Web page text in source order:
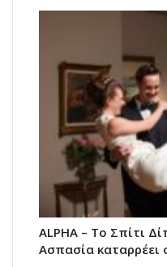
ALPHA – Το Σπίτι
Ασπασία καταρρέει